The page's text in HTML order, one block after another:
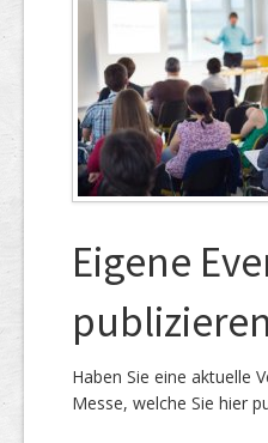
Eigene
publizieren
Haben Sie eine aktuelle
Messe, welche Sie hier